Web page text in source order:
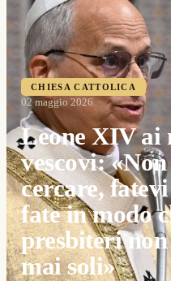
CHIESA CATTOLICA
02 maggio 2026
Leone XIV ai
vescovi:
cercare,
fate in modo
presbiteri non
mai soli»